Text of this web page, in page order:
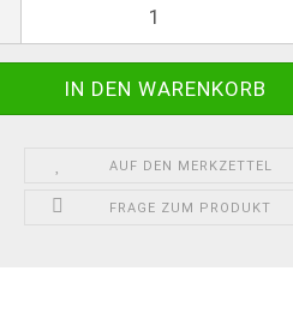
AUF DEN MERKZETTEL
FRAGE ZUM PRODUKT